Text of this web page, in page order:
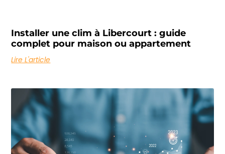
Installer une clim à Libercourt : guide
complet pour maison ou appartement
Lire L'article